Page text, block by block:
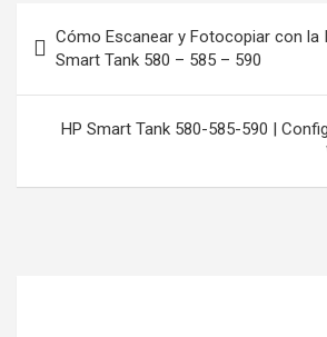
de
entradas
Cómo Escanear y Fotocopiar con la
Smart Tank 580 – 585 – 590
HP Smart Tank 580-585-590 |